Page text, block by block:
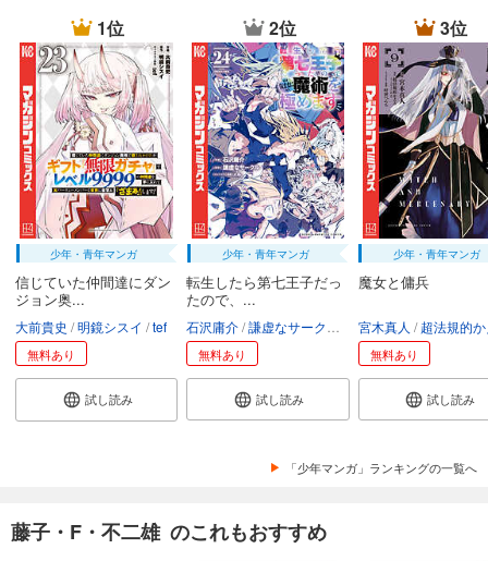
1位
少年・青年マンガ
信じていた仲間達にダン
ジョン奥...
大前貴史 明鏡シスイ tef
無料あり
試し読み
2位
少年・青年マンガ
転生したら第七王子だっ
たので、...
石沢庸介 謙虚なサークル メル。
無料あり
試し読み
3位
少年・青年マンガ
魔女と傭兵
宮木真人 超法規的か
無料あり
試し読み
「少年マンガ」ランキングの一覧へ
藤子・F・不二雄 のこれもおすすめ